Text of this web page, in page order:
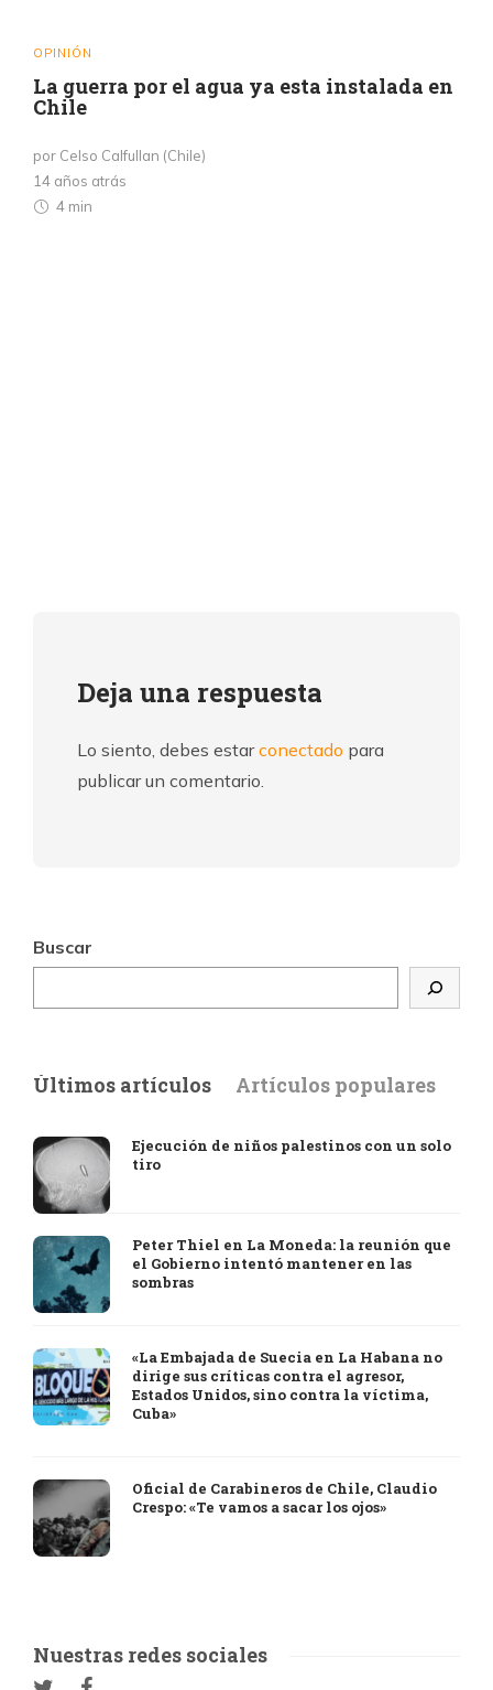
OPINIÓN
La guerra por el agua ya esta instalada en
Chile
por Celso Calfullan (Chile)
14 años atrás
4 min
Deja una respuesta
Lo siento, debes estarconectado para
publicar un comentario.
Buscar
Últimos artículos Artículos populares
Ejecución de niños palestinos con un solo
tiro
Peter Thiel en La Moneda: la reunión que
el Gobierno intentó mantener en las
sombras
«La Embajada de Suecia en La Habana no
dirige sus críticas contra el agresor,
Estados Unidos, sino contra la víctima,
Cuba»
Oficial de Carabineros de Chile, Claudio
Crespo: «Te vamos a sacar los ojos»
Nuestras redes sociales